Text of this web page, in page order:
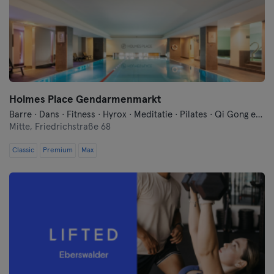
Holmes Place Gendarmenmarkt
Barre · Dans · Fitness · Hyrox · Meditatie · Pilates · Qi Gong en Tai Chi · Sauna · Yoga · Zwemmen
Mitte, Friedrichstraße 68
Classic Premium Max
Konstanz
Landshut
Leipzig
Lubeck
Moenchengladbach